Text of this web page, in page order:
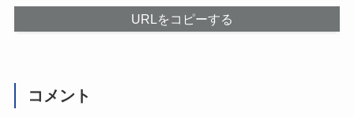
URLをコピーする
コメント